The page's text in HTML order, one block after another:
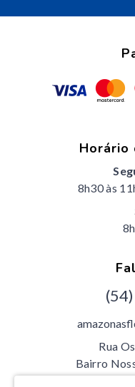
Horário
8h30 às
Rua
Bairro